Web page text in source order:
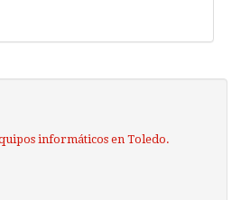
informáticos en Toledo.